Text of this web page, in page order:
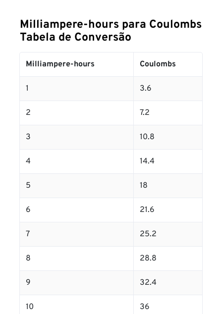
Milliampere-hours para Coulombs
Tabela de Conversão
Milliampere-hours Coulombs
1 3.6
2 7.2
3 10.8
4 14.4
5 18
6 21.6
7 25.2
8 28.8
9 32.4
10 36